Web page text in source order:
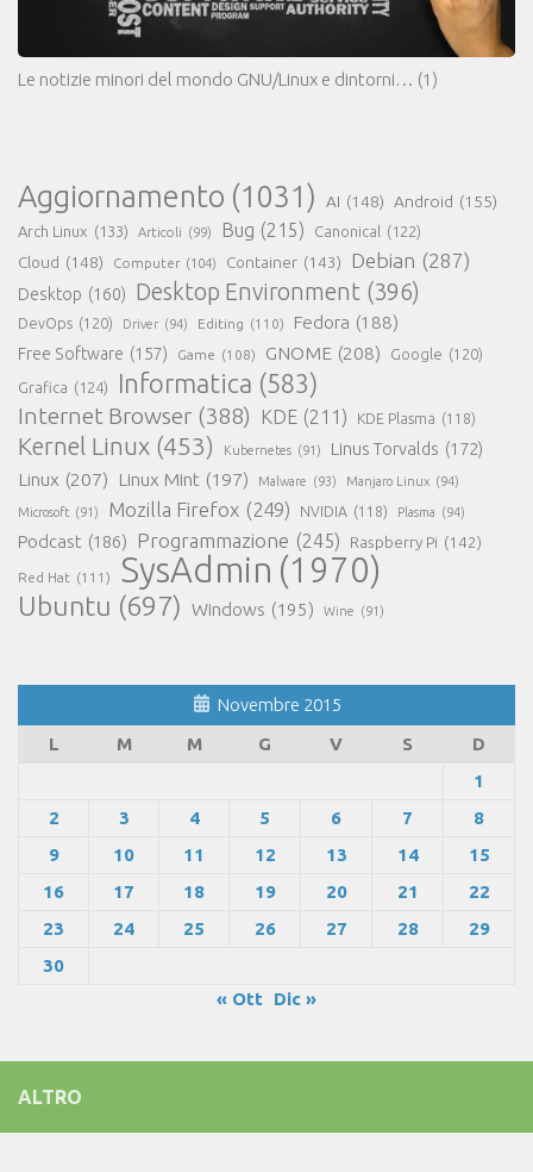
Le notizie minori del mondo GNU/Linux e dintorni… (1)
Aggiornamento (1031) AI (148) Android (155)
Arch Linux (133) Articoli (99) Bug (215) Canonical (122)
Cloud (148) Computer (104) Container (143) Debian (287)
Desktop (160) Desktop Environment (396)
DevOps (120) Driver (94) Editing (110) Fedora (188)
Free Software (157) Game (108) GNOME (208) Google (120)
Grafica (124) Informatica (583)
Internet Browser (388) KDE (211) KDE Plasma (118)
Kernel Linux (453) Kubernetes (91) Linus Torvalds (172)
Linux (207) Linux Mint (197) Malware (93) Manjaro Linux (94)
Microsoft (91) Mozilla Firefox (249) NVIDIA (118) Plasma (94)
Podcast (186) Programmazione (245) Raspberry Pi (142)
Red Hat (111) SysAdmin (1970)
Ubuntu (697) Windows (195) Wine (91)
Novembre 2015
L
M M G V S
D
1
2
3 4 5 6 7
8
9
10 11 12 13 14
15
16
17 18 19 20 21
22
23
24 25 26 27 28
29
30
« Ott
Dic »
ALTRO